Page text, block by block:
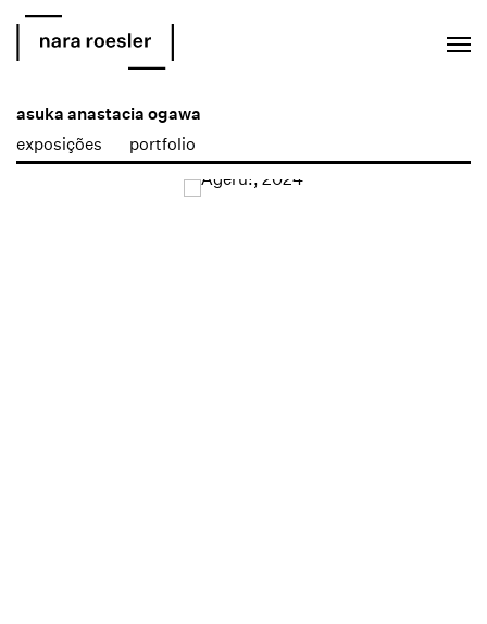
asuka anastacia ogawa
exposições
portfolio
Open a larger version of the following image in a popup: